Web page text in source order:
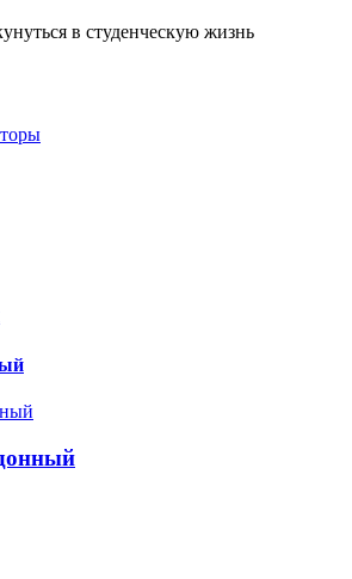
в студенческую жизнь